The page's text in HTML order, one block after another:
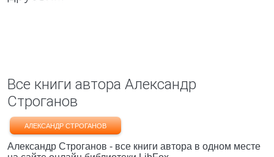
Все книги автора Александр
Строганов
АЛЕКСАНДР СТРОГАНОВ
Александр Строганов - все книги автора в одном месте